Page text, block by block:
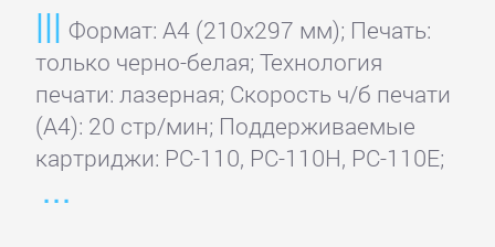
Формат: A4 (210x297 мм); Печать:
только черно-белая; Технология
печати: лазерная; Скорость ч/б печати
(А4): 20 стр/мин; Поддерживаемые
картриджи: PC-110, PC-110H, PC-110E;
сайта
ПРИНТЕРЫ
И
МФУ